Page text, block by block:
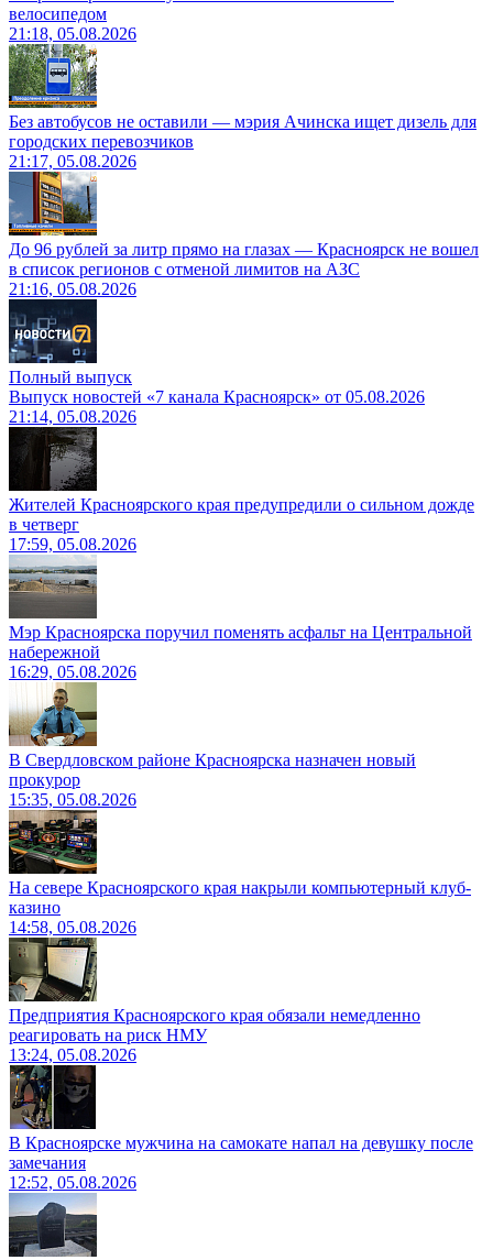
велосипедом
21:18, 05.08.2026
Без автобусов не оставили — мэрия Ачинска ищет дизель для
городских перевозчиков
21:17, 05.08.2026
До 96 рублей за литр прямо на глазах — Красноярск не вошел
в список регионов с отменой лимитов на АЗС
21:16, 05.08.2026
Полный выпуск
Выпуск новостей «7 канала Красноярск» от 05.08.2026
21:14, 05.08.2026
Жителей Красноярского края предупредили о сильном дожде
в четверг
17:59, 05.08.2026
Мэр Красноярска поручил поменять асфальт на Центральной
набережной
16:29, 05.08.2026
В Свердловском районе Красноярска назначен новый
прокурор
15:35, 05.08.2026
На севере Красноярского края накрыли компьютерный клуб-
казино
14:58, 05.08.2026
Предприятия Красноярского края обязали немедленно
реагировать на риск НМУ
13:24, 05.08.2026
В Красноярске мужчина на самокате напал на девушку после
замечания
12:52, 05.08.2026